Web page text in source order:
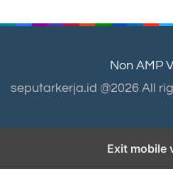
Non AMP
seputarkerja.id @2026 All
Exit mobile